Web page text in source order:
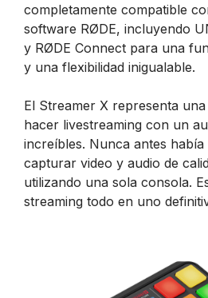
completamente compatible
software RØDE, incluyendo
y RØDE Connect para una
y una flexibilidad inigualable.
El Streamer X representa
hacer livestreaming con un
increíbles. Nunca antes había
capturar video y audio de
utilizando una sola consola.
streaming todo en uno